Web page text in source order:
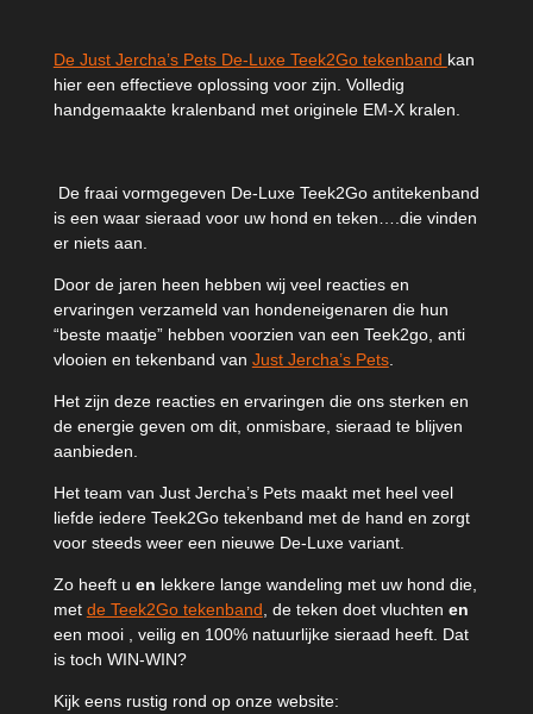
De Just Jercha’s Pets De-Luxe Teek2Go tekenband kan
hier een effectieve oplossing voor zijn. Volledig
handgemaakte kralenband met originele EM-X kralen.
De fraai vormgegeven De-Luxe Teek2Go antitekenband
is een waar sieraad voor uw hond en teken….die vinden
er niets aan.
Door de jaren heen hebben wij veel reacties en
ervaringen verzameld van hondeneigenaren die hun
“beste maatje” hebben voorzien van een Teek2go, anti
vlooien en tekenband van Just Jercha’s Pets.
Het zijn deze reacties en ervaringen die ons sterken en
de energie geven om dit, onmisbare, sieraad te blijven
aanbieden.
Het team van Just Jercha’s Pets maakt met heel veel
liefde iedere Teek2Go tekenband met de hand en zorgt
voor steeds weer een nieuwe De-Luxe variant.
Zo heeft u en lekkere lange wandeling met uw hond die,
met de Teek2Go tekenband , de teken doet vluchten en
een mooi , veilig en 100% natuurlijke sieraad heeft. Dat
is toch WIN-WIN?
Kijk eens rustig rond op onze website: